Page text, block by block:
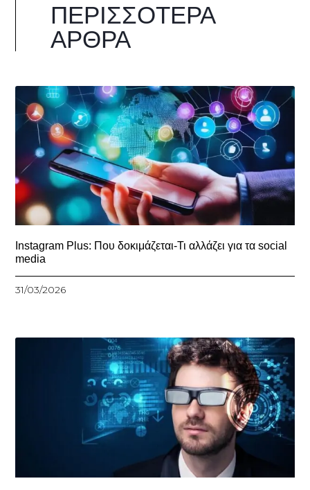
ΠΕΡΙΣΣΌΤΕΡΑ
ΆΡΘΡΑ
Instagram Plus: Που δοκιμάζεται-Τι αλλάζει για τα social
media
31/03/2026